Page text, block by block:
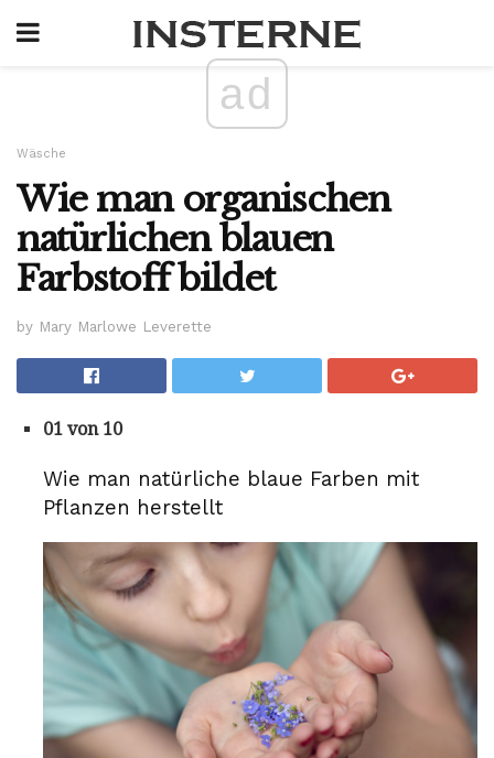
ad
Wäsche
Wie man organischen
natürlichen blauen
Farbstoff bildet
by Mary Marlowe Leverette
01 von 10
Wie man natürliche blaue Farben mit
Pflanzen herstellt